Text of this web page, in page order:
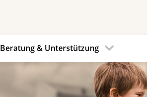
Beratung & Unterstützung